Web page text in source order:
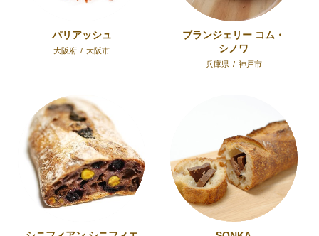
パリアッシュ
大阪府 / 大阪市
ブランジェリー コム・
シノワ
兵庫県 / 神戸市